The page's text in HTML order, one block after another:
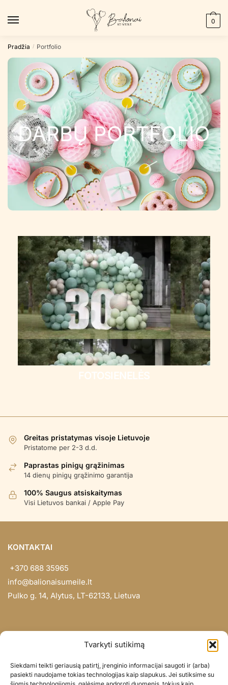
Tvarkyti sutikimą
Siekdami teikti geriausią patirtį, įrenginio informacijai saugoti ir (arba)
pasiekti naudojame tokias technologijas kaip slapukus. Jei sutiksime su
0
Pradžia / Portfolio
DARBŲ PORTFOLIO
FOTOSIENELĖS
Greitas pristatymas visoje Lietuvoje
Pristatome per 2-3 d.d.
Paprastas pinigų grąžinimas
14 dienų pinigų grąžinimo garantija
100% Saugus atsiskaitymas
Visi Lietuvos bankai / Apple Pay
KONTAKTAI
+370 688 35965
info@balionaisumeile.lt
Pulko g. 14, Alytus, LT-62133, Lietuva
Didmena